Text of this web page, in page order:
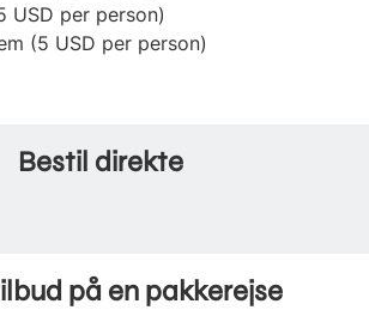
USD per person)
(5 USD per person)
Bestil direkte
på en pakkerejse